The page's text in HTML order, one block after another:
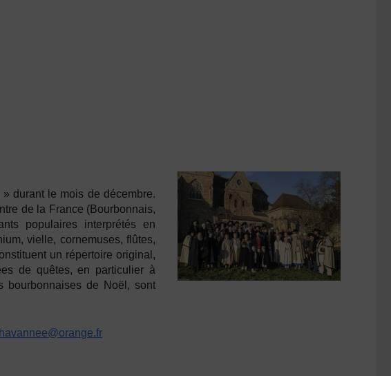
durant le mois de décembre.
de la France (Bourbonnais,
populaires interprétés en
vielle, cornemuses, flûtes,
un répertoire original,
de quêtes, en particulier à
bourbonnaises de Noël, sont